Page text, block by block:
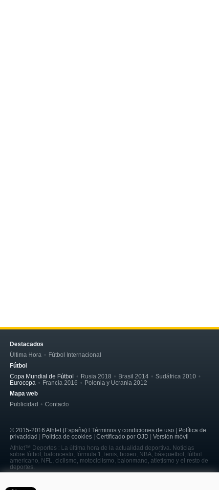
Destacados
Última Hora
Fútbol Internacional
Fútbol
Copa Mundial de Fútbol
Rusia 2018 Brasil 2014
Sudáfrica 2010
Eurocopa
Francia 2016
Polonia y Ucrania 2012
Mapa web
Publicidad
Contacto
© 2015-2016 Athlet (España) l Términos y condiciones de uso | Política de
privacidad | Política de cookies | Certificado por OJD | Versión móvil
Athlet™ Deportes : La última hora de la actualidad deportiva. Noticias
sobre fútbol, baloncesto, fórmula 1, tenis, boxeo, NBA, básquetbol, fútbol
americano, NFL, ciclismo, motociclismo, balonmano, atletismo y el resto de
deportes.